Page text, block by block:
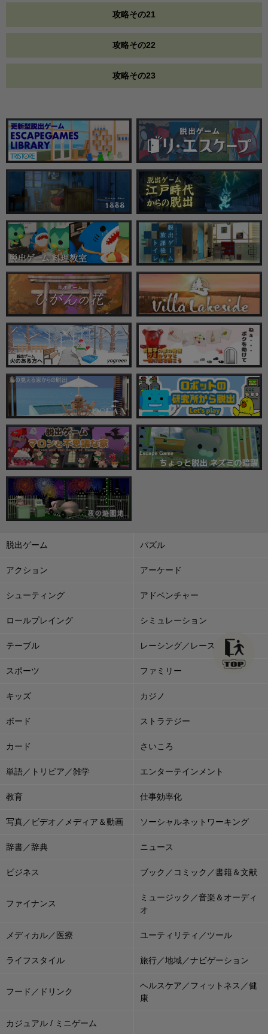
攻略その21
攻略その22
攻略その23
脱出ゲーム パズル
アクション アーケード
シューティング アドベンチャー
ロールプレイング シミュレーション
テーブル レーシング／レース
スポーツ ファミリー
キッズ カジノ
ボード ストラテジー
カード さいころ
単語／トリビア／雑学 エンターテインメント
教育 仕事効率化
写真／ビデオ／メディア＆動画 ソーシャルネットワーキング
辞書／辞典 ニュース
ビジネス ブック／コミック／書籍＆文献
ファイナンス
ミュージック／音楽＆オーディ
オ
メディカル／医療 ユーティリティ／ツール
ライフスタイル 旅行／地域／ナビゲーション
フード／ドリンク
ヘルスケア／フィットネス／健
康
カジュアル / ミニゲーム